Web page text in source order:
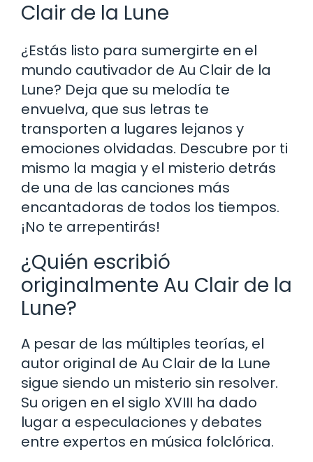
Clair de la Lune
¿Estás listo para sumergirte en el
mundo cautivador de Au Clair de la
Lune? Deja que su melodía te
envuelva, que sus letras te
transporten a lugares lejanos y
emociones olvidadas. Descubre por ti
mismo la magia y el misterio detrás
de una de las canciones más
encantadoras de todos los tiempos.
¡No te arrepentirás!
¿Quién escribió
originalmente Au Clair de la
Lune?
A pesar de las múltiples teorías, el
autor original de Au Clair de la Lune
sigue siendo un misterio sin resolver.
Su origen en el siglo XVIII ha dado
lugar a especulaciones y debates
entre expertos en música folclórica.